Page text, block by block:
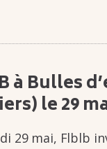
à Bulles
le 29
29 mai, Flblb